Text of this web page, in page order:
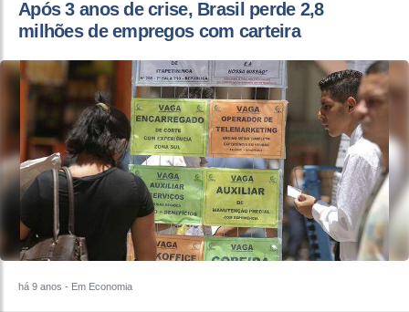
Após 3 anos de crise, Brasil perde 2,8
milhões de empregos com carteira
há 9 anos - Em Economia